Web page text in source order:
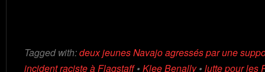
Tagged with:deux jeunes Navajo agressés par une
incident raciste à Flagstaff• Klee Benally• lutte pour les